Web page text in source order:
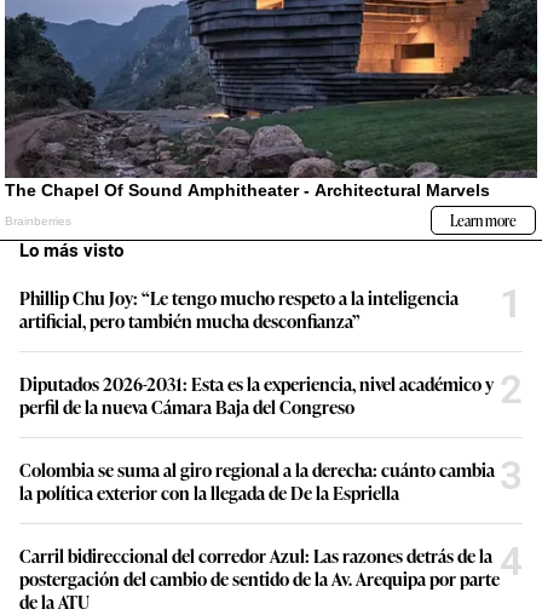
Lo más visto
Phillip Chu Joy: “Le tengo mucho respeto a la inteligencia
artificial, pero también mucha desconfianza”
1
Diputados 2026-2031: Esta es la experiencia, nivel académico y
perfil de la nueva Cámara Baja del Congreso
2
Colombia se suma al giro regional a la derecha: cuánto cambia
la política exterior con la llegada de De la Espriella
3
Carril bidireccional del corredor Azul: Las razones detrás de la
postergación del cambio de sentido de la Av. Arequipa por parte
de la ATU
4